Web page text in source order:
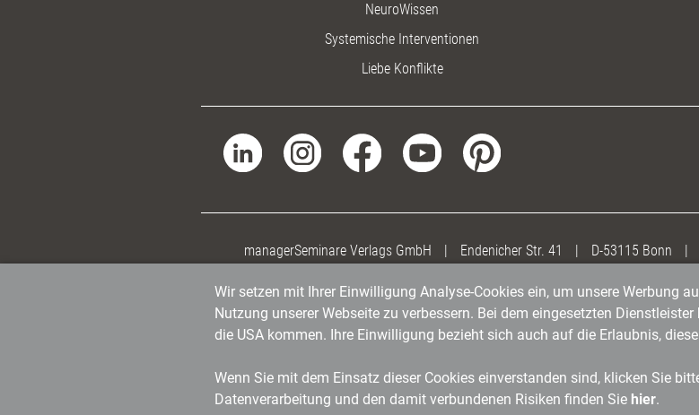
NeuroWissen
Systemische Interventionen
Liebe Konflikte
managerSeminare Verlags GmbH | Endenicher Str. 41 | D-53115 Bonn |
Wir setzen mit Ihrer Einwilligung Analyse-Cookies ein, um unsere Werbung
Nutzung unserer Webseite zu verbessern. Bei dem eingesetzten
die USA kommen. Ihre Einwilligung bezieht sich auch auf die Erlaubnis,
Wenn Sie mit dem Einsatz dieser Cookies einverstanden sind, klicken Sie
Datenverarbeitung und den damit verbundenen Risiken finden Sie hier.